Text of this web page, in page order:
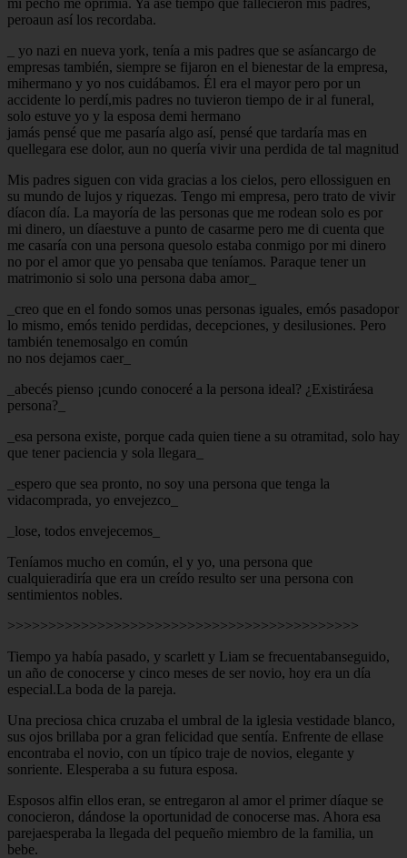
peroaun así los recordaba.
_ yo nazi en nueva york, tenía a mis padres que se asíancargo de
empresas también, siempre se fijaron en el bienestar de la empresa,
mihermano y yo nos cuidábamos. Él era el mayor pero por un
accidente lo perdí,mis padres no tuvieron tiempo de ir al funeral,
solo estuve yo y la esposa demi hermano
jamás pensé que me pasaría algo así, pensé que tardaría mas en
quellegara ese dolor, aun no quería vivir una perdida de tal magnitud
Mis padres siguen con vida gracias a los cielos, pero ellossiguen en
su mundo de lujos y riquezas. Tengo mi empresa, pero trato de vivir
díacon día. La mayoría de las personas que me rodean solo es por
mi dinero, un díaestuve a punto de casarme pero me di cuenta que
me casaría con una persona quesolo estaba conmigo por mi dinero
no por el amor que yo pensaba que teníamos. Paraque tener un
matrimonio si solo una persona daba amor_
_creo que en el fondo somos unas personas iguales, emós pasadopor
lo mismo, emós tenido perdidas, decepciones, y desilusiones. Pero
también tenemosalgo en común
no nos dejamos caer_
_abecés pienso ¡cundo conoceré a la persona ideal? ¿Existiráesa
persona?_
_esa persona existe, porque cada quien tiene a su otramitad, solo hay
que tener paciencia y sola llegara_
_espero que sea pronto, no soy una persona que tenga la
vidacomprada, yo envejezco_
_lose, todos envejecemos_
Teníamos mucho en común, el y yo, una persona que
cualquieradiría que era un creído resulto ser una persona con
sentimientos nobles.
>>>>>>>>>>>>>>>>>>>>>>>>>>>>>>>>>>>>>>>>>>>
Tiempo ya había pasado, y scarlett y Liam se frecuentabanseguido,
un año de conocerse y cinco meses de ser novio, hoy era un día
especial.La boda de la pareja.
Una preciosa chica cruzaba el umbral de la iglesia vestidade blanco,
sus ojos brillaba por a gran felicidad que sentía. Enfrente de ellase
encontraba el novio, con un típico traje de novios, elegante y
sonriente. Elesperaba a su futura esposa.
Esposos alfin ellos eran, se entregaron al amor el primer díaque se
conocieron, dándose la oportunidad de conocerse mas. Ahora esa
parejaesperaba la llegada del pequeño miembro de la familia, un
bebe.